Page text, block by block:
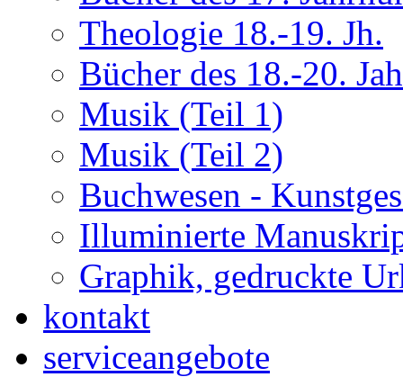
Theologie 18.-19. Jh.
Bücher des 18.-20.
Musik (Teil 1)
Musik (Teil 2)
Buchwesen -
Illuminierte
Graphik, gedruckte
kontakt
serviceangebote